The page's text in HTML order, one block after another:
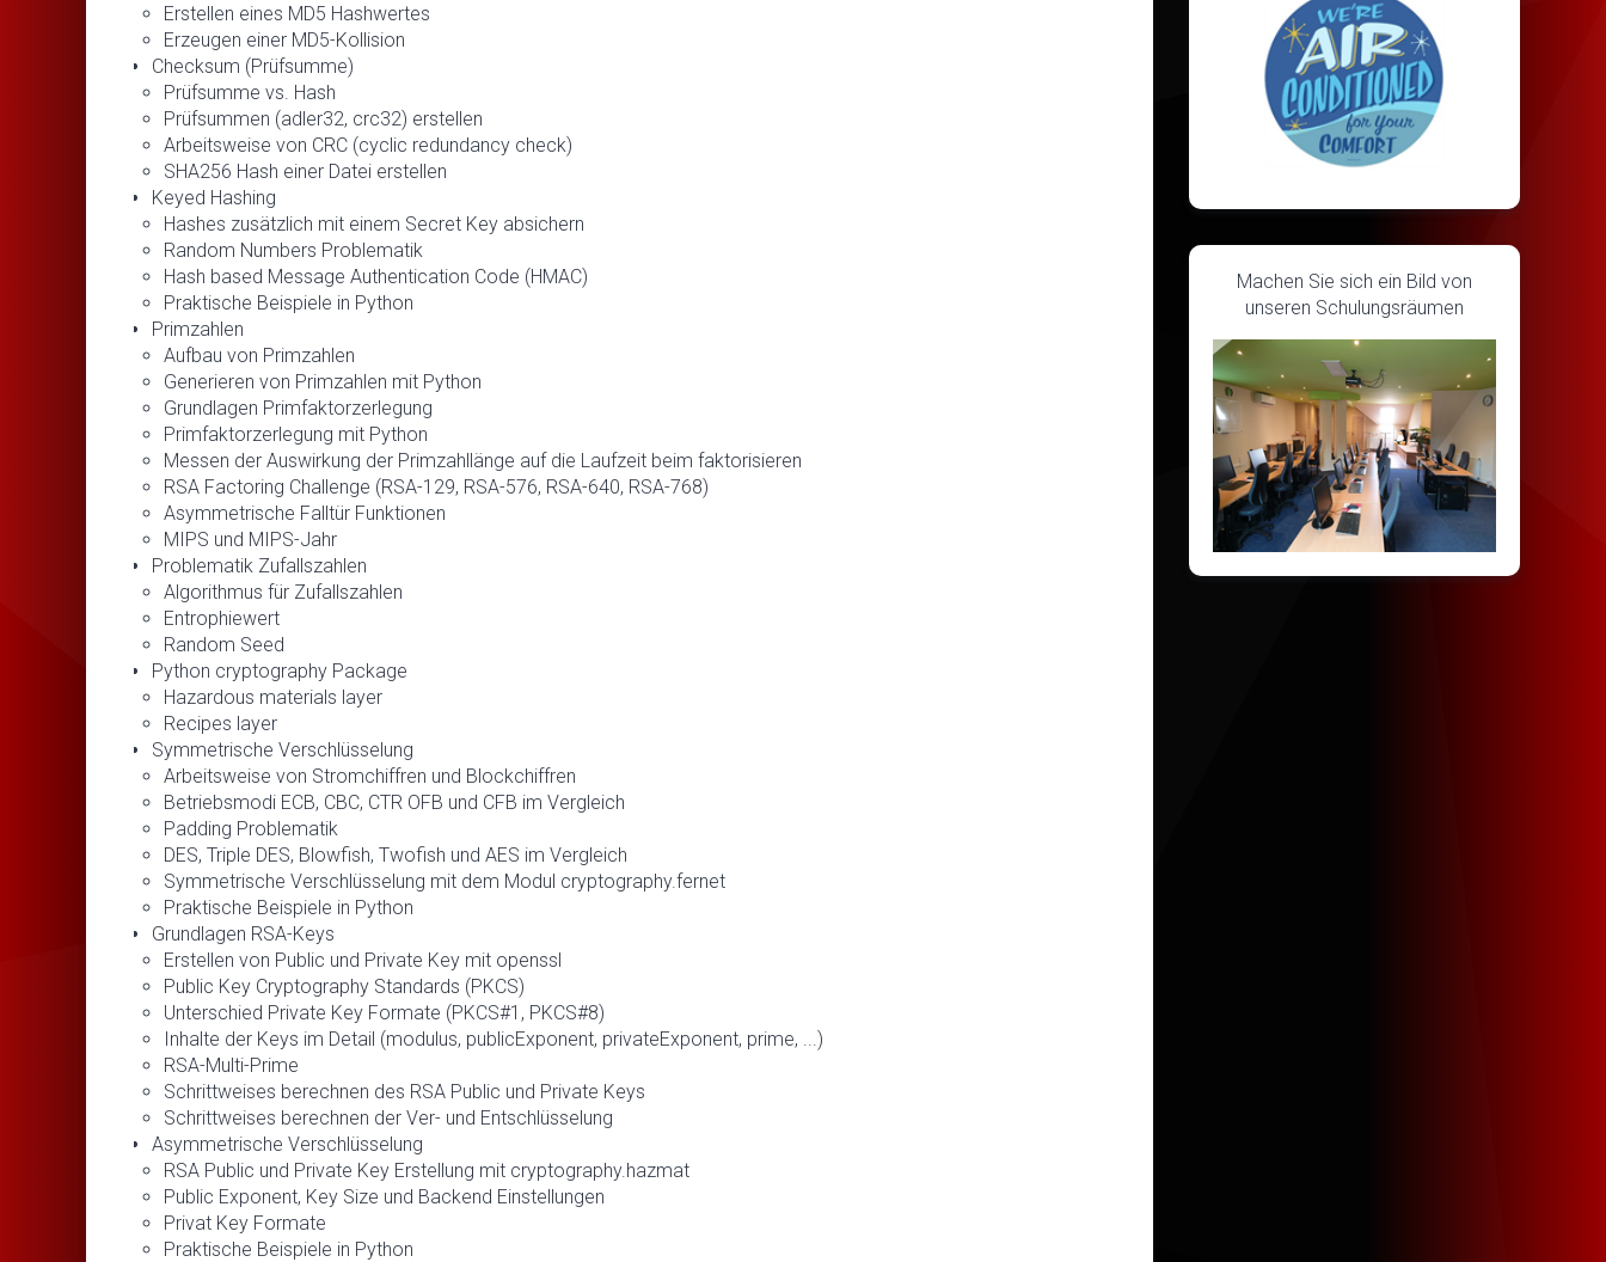
Erstellen eines MD5 Hashwertes
Erzeugen einer MD5-Kollision
Checksum (Prüfsumme)
Prüfsumme vs. Hash
Prüfsummen (adler32, crc32) erstellen
Arbeitsweise von CRC (cyclic redundancy check)
SHA256 Hash einer Datei erstellen
Keyed Hashing
Hashes zusätzlich mit einem Secret Key absichern
Random Numbers Problematik
Hash based Message Authentication Code (HMAC)
Praktische Beispiele in Python
Primzahlen
Aufbau von Primzahlen
Generieren von Primzahlen mit Python
Grundlagen Primfaktorzerlegung
Primfaktorzerlegung mit Python
Messen der Auswirkung der Primzahllänge auf die Laufzeit beim faktorisieren
RSA Factoring Challenge (RSA-129, RSA-576, RSA-640, RSA-768)
Asymmetrische Falltür Funktionen
MIPS und MIPS-Jahr
Problematik Zufallszahlen
Algorithmus für Zufallszahlen
Entrophiewert
Random Seed
Python cryptography Package
Hazardous materials layer
Recipes layer
Symmetrische Verschlüsselung
Arbeitsweise von Stromchiffren und Blockchiffren
Betriebsmodi ECB, CBC, CTR OFB und CFB im Vergleich
Padding Problematik
DES, Triple DES, Blowfish, Twofish und AES im Vergleich
Symmetrische Verschlüsselung mit dem Modul cryptography.fernet
Praktische Beispiele in Python
Grundlagen RSA-Keys
Erstellen von Public und Private Key mit openssl
Public Key Cryptography Standards (PKCS)
Unterschied Private Key Formate (PKCS#1, PKCS#8)
Inhalte der Keys im Detail (modulus, publicExponent, privateExponent, prime, ...)
RSA-Multi-Prime
Schrittweises berechnen des RSA Public und Private Keys
Schrittweises berechnen der Ver- und Entschlüsselung
Asymmetrische Verschlüsselung
RSA Public und Private Key Erstellung mit cryptography.hazmat
Public Exponent, Key Size und Backend Einstellungen
Privat Key Formate
Praktische Beispiele in Python
Machen Sie sich ein Bild von
unseren Schulungsräumen